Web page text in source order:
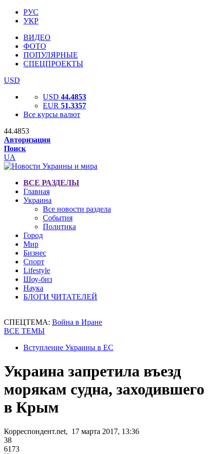
РУС
УКР
ВИДЕО
ФОТО
ПОПУЛЯРНЫЕ
СПЕЦПРОЕКТЫ
USD
USD 44.4853
EUR 51.3357
Все курсы валют
44.4853
Авторизация
Поиск
UA
ВСЕ РАЗДЕЛЫ
Главная
Украина
Все новости раздела
События
Политика
Город
Мир
Бизнес
Спорт
Lifestyle
Шоу-биз
Наука
БЛОГИ ЧИТАТЕЛЕЙ
СПЕЦТЕМА: Война в Иране
ВСЕ ТЕМЫ
Вступление Украины в ЕС
Украина запретила въезд
морякам судна, заходившего
в Крым
Корреспондент.net, 17 марта 2017, 13:36
38
6173